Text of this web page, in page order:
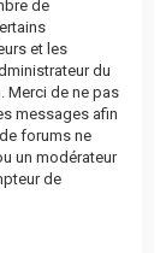
de
et les
du
Merci de ne pas
messages afin
forums ne
un modérateur
de